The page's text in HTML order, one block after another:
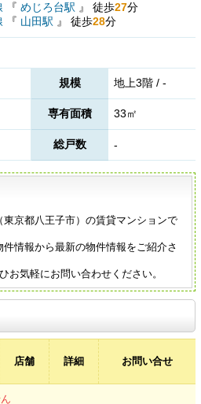
『 めじろ台駅 』 徒歩27分
『 山田駅 』 徒歩28分
規模 地上3階 / -
専有面積 33㎡
総戸数 -
京都八王子市）の賃貸マンションで
情報から最新の物件情報をご紹介さ
お気軽にお問い合わせください。
店舗 詳細 お問い合せ